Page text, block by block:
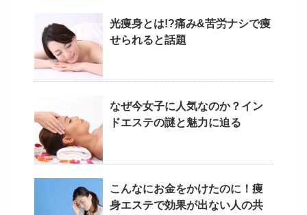
光痩身とは!?痛み&苦労ナシで痩
せられると話題
なぜ今女子に人気なのか？イン
ドエステの謎と魅力に迫る
こんなにお金をかけたのに！痩
身エステで効果が出ない人の共